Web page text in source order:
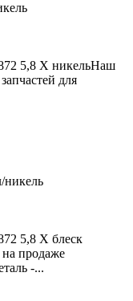
5,8 Х никельНаш
для
5,8 Х блеск
продаже
-...